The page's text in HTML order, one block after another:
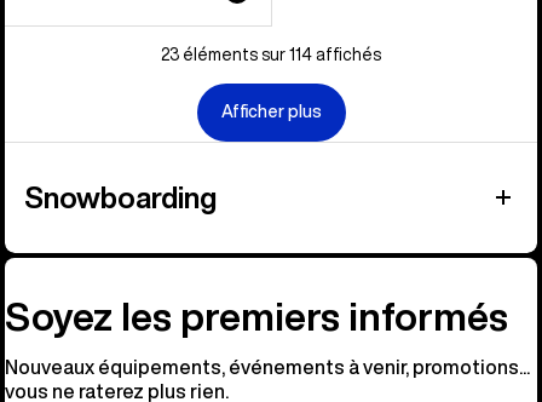
23 éléments sur 114 affichés
Afficher plus
Snowboarding
Soyez les premiers informés
Nouveaux équipements, événements à venir, promotions...
vous ne raterez plus rien.